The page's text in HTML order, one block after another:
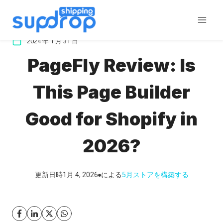
2024 年 1 月 31 日
PageFly Review: Is
This Page Builder
Good for Shopify in
2026?
更新日時1月 4, 2026 による5月 ストアを構築する